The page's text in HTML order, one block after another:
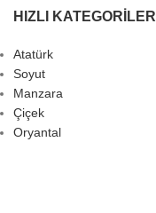
HIZLI KATEGORILER
Atatürk
Soyut
Manzara
Çiçek
Oryantal